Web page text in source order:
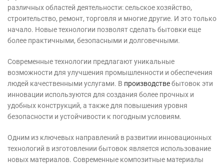
различных областей деятельности: сельское хозяйство,
строительство, ремонт, торговля и многие другие. И это только
начало. Новые технологии позволят сделать бытовки еще
более практичными, безопасными и долговечными.
Современные технологии предлагают уникальные
возможности для улучшения промышленности и обеспечения
людей качественными услугами. В производствебытовок эти
инновации используются для создания более прочных и
удобных конструкций, а также для повышения уровня
безопасности и устойчивости к погодным условиям.
Одним из ключевых направлений в развитии инновационных
технологий в изготовлении бытовок является использование
новых материалов. Современные композитные материалы